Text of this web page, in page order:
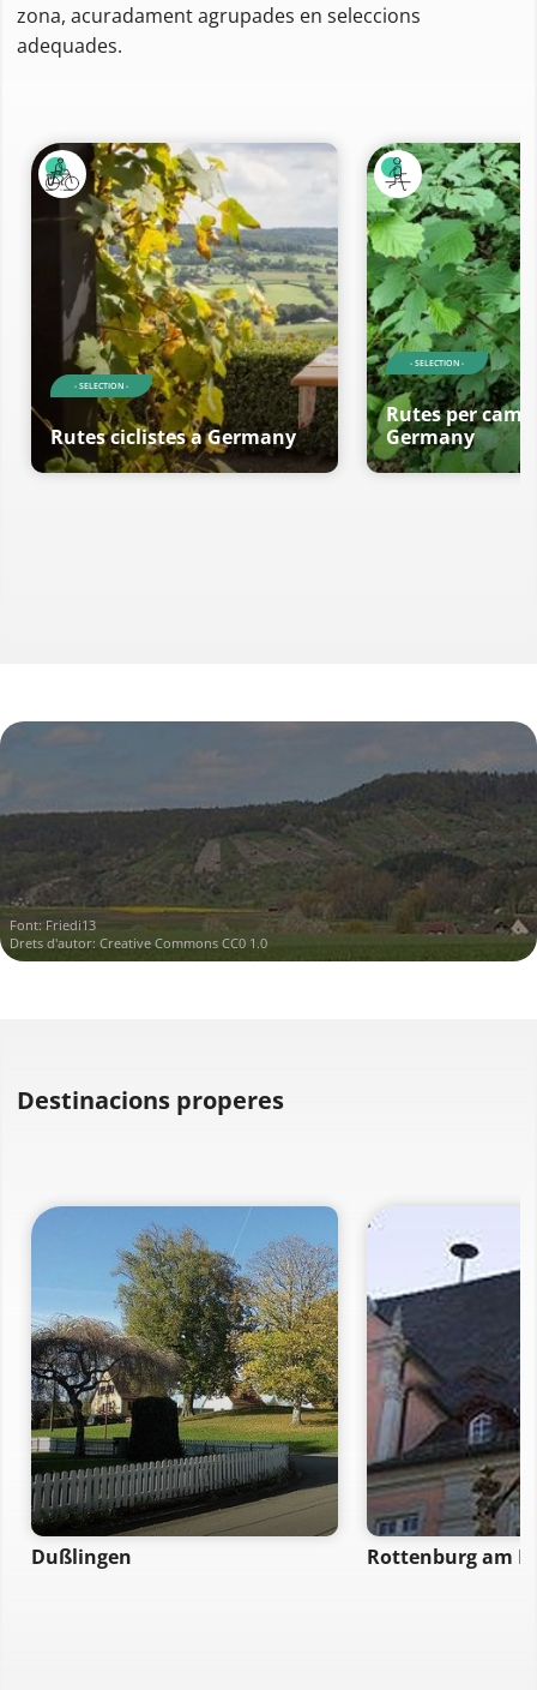
zona, acuradament agrupades en seleccions
adequades.
- SELECTION -
Rutes ciclistes a Germany
- SELECTION -
Rutes per
Germany
Font:Friedi13
Drets d'autor: Creative Commons CC0 1.0
Destinacions properes
Dußlingen Rottenburg am